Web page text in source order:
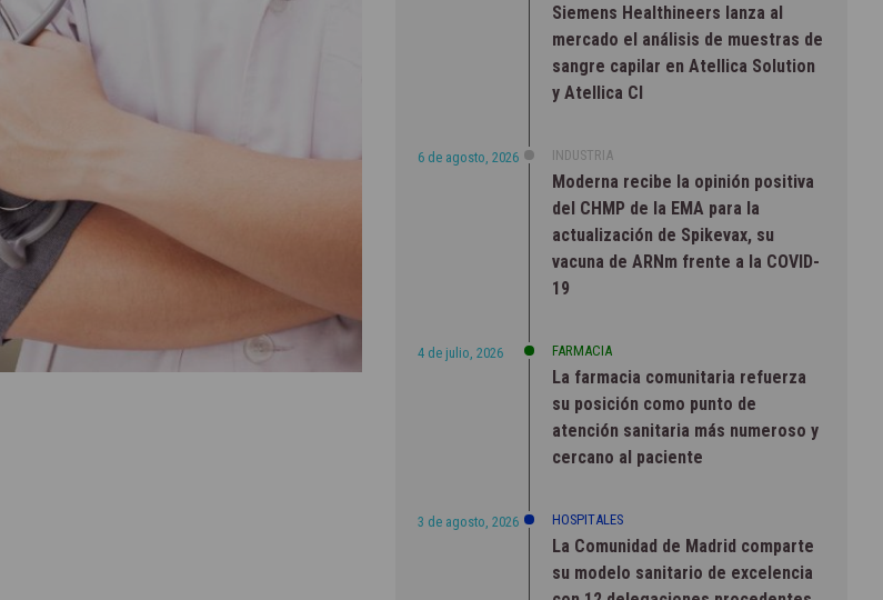
Siemens Healthineers lanza al
mercado el análisis de muestras de
sangre capilar en Atellica Solution
y Atellica CI
6 de agosto, 2026 INDUSTRIA
Moderna recibe la opinión positiva
del CHMP de la EMA para la
actualización de Spikevax, su
vacuna de ARNm frente a la COVID-
19
4 de julio, 2026 FARMACIA
La farmacia comunitaria refuerza
su posición como punto de
atención sanitaria más numeroso y
cercano al paciente
3 de agosto, 2026 HOSPITALES
La Comunidad de Madrid comparte
su modelo sanitario de excelencia